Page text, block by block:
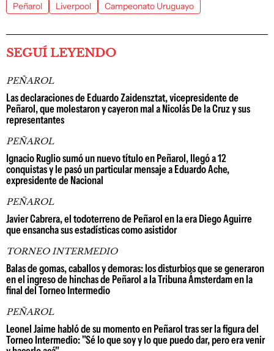
Peñarol Liverpool Campeonato Uruguayo
SEGUÍ LEYENDO
PEÑAROL
Las declaraciones de Eduardo Zaidensztat, vicepresidente de
Peñarol, que molestaron y cayeron mal a Nicolás De la Cruz y sus
representantes
PEÑAROL
Ignacio Ruglio sumó un nuevo título en Peñarol, llegó a 12
conquistas y le pasó un particular mensaje a Eduardo Ache,
expresidente de Nacional
PEÑAROL
Javier Cabrera, el todoterreno de Peñarol en la era Diego Aguirre
que ensancha sus estadísticas como asistidor
TORNEO INTERMEDIO
Balas de gomas, caballos y demoras: los disturbios que se generaron
en el ingreso de hinchas de Peñarol a la Tribuna Ámsterdam en la
final del Torneo Intermedio
PEÑAROL
Leonel Jaime habló de su momento en Peñarol tras ser la figura del
Torneo Intermedio: "Sé lo que soy y lo que puedo dar, pero era venir